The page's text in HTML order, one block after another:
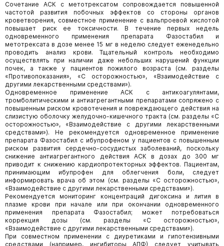
Сочетание АСК с метотрексатом сопровождается повышенной
частотой развития побочных эффектов со стороны органов
кроветворения, совместное применение с вальпроевой кислотой
повышает риск ее токсичности. В течение первых недель
одновременного применения препарата Фазостабил и
метотрексата в дозе менее 15 мг в неделю следует еженедельно
проводить анализ крови. Тщательный контроль необходимо
осуществлять при наличии даже небольших нарушений функции
почек, а также у пациентов пожилого возраста (см. разделы
«Противопоказания», «С осторожностью», «Взаимодействие с
другими лекарственными средствами»).
Одновременное применение АСК с антикоагулянтами,
тромболитическими и антиагрегантными препаратами сопряжено с
повышенным риском кровотечения и повреждающего действия на
слизистую оболочку желудочно-кишечного тракта (см. разделы «С
осторожностью», «Взаимодействие с другими лекарственными
средствами»). Не рекомендуется одновременное применение
препарата Фазостабил с ибупрофеном у пациентов с повышенным
риском развития сердечно-сосудистых заболеваний, поскольку
снижение антиагрегантного действия АСК в дозах до 300 мг
приводит к снижению кардиопротекторных эффектов. Пациентам,
принимающим ибупрофен для облегчения боли, следует
информировать врача об этом (см. разделы «С осторожностью»,
«Взаимодействие с другими лекарственными средствами»).
Рекомендуется мониторинг концентраций дигоксина и лития в
плазме крови при начале или при окончании одновременного
применения препарата Фазостабил; может потребоваться
коррекция дозы (см. разделы «С осторожностью»,
«Взаимодействие с другими лекарственными средствами»).
При совместном применении с диуретиками и гипотензивными
средствами (например, ингибиторы АПФ) следует учитывать